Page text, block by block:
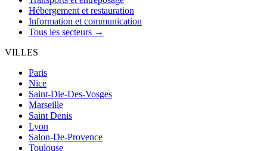
Hébergement et restauration
Information et communication
Tous les secteurs →
VILLES
Paris
Nice
Saint-Die-Des-Vosges
Marseille
Saint Denis
Lyon
Salon-De-Provence
Toulouse